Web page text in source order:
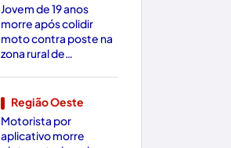
Jovem de 19 anos
morre após colidir
moto contra poste na
zona rural de
Região Oeste
Motorista por
aplicativo morre